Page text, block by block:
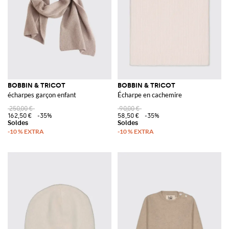
BOBBIN & TRICOT
écharpes garçon enfant
250,00 €
162,50 €
-35%
BOBBIN & TRICOT
Écharpe en cachemire
90,00 €
58,50 €
-35%